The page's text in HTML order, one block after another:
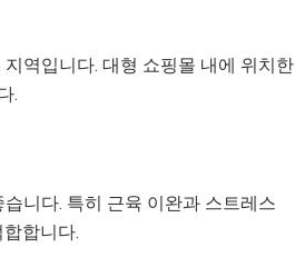
역입니다. 대형 쇼핑몰 내에 위치한
.
니다. 특히 근육 이완과 스트레스
합니다.